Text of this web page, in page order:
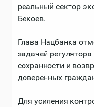
реальный сектор
Бекоев.
Глава Нацбанка
задачей регулятора
сохранности и
доверенных
Для усиления